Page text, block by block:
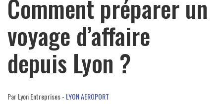
Comment préparer un
voyage d’affaire
depuis Lyon ?
Par Lyon Entreprises - LYON AEROPORT